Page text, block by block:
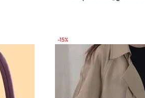
-15%